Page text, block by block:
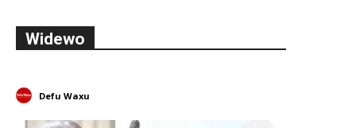
Widewo
Defu Waxu